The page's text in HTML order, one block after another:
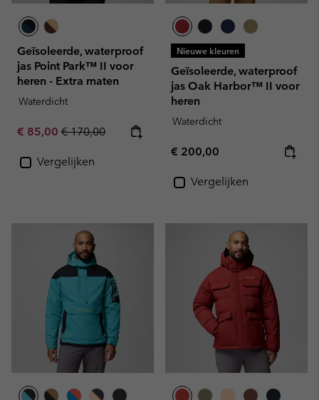
Geïsoleerde, waterproof
jas Point Park™ II voor
heren - Extra maten
Waterdicht
Sale price:
€ 85,00 Regular price:
€ 170,00
Vergelijken
Nieuwe kleuren
Geïsoleerde, waterproof
jas Oak Harbor™ II voor
heren
Waterdicht
Regular price:
€ 200,00
Vergelijken